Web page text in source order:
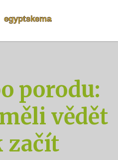
porodu:
vědět
začít